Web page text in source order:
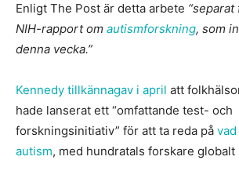
Enligt The Post är detta arbete
NIH-rapport om autismforskning, som
denna vecka.”
Kennedy tillkännagav i april att
hade lanserat ett “omfattande test- och
forskningsinitiativ” för att ta reda på
autism, med hundratals forskare globalt